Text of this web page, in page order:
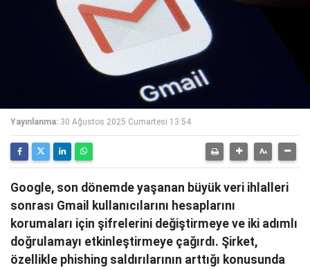
Yayınlanma: 30 Ağustos 2025 Cumartesi 13:54
Google, son dönemde yaşanan büyük veri ihlalleri
sonrası Gmail kullanıcılarını hesaplarını
korumaları için şifrelerini değiştirmeye ve iki adımlı
doğrulamayı etkinleştirmeye çağırdı. Şirket,
özellikle phishing saldırılarının arttığı konusunda